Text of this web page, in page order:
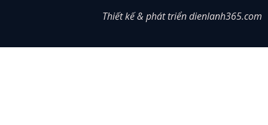
Thiết kế & phát triển dienlanh365.com